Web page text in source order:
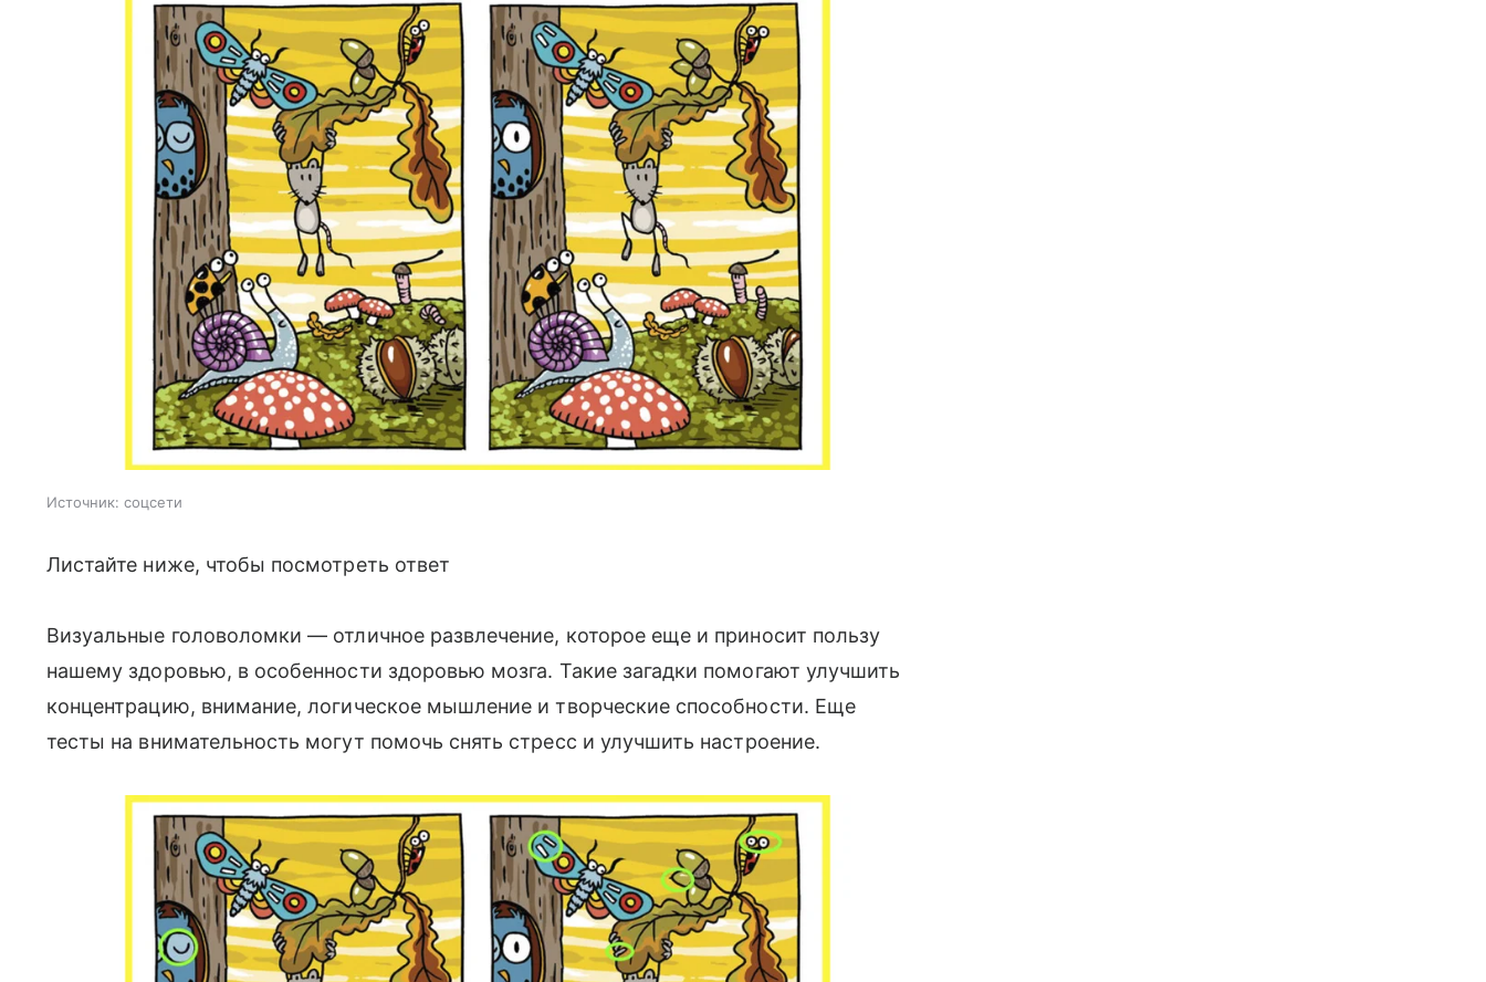
Источник: соцсети
Листайте ниже, чтобы посмотреть ответ
Визуальные головоломки — отличное развлечение, которое еще и приносит пользу
нашему здоровью, в особенности здоровью мозга. Такие загадки помогают улучшить
концентрацию, внимание, логическое мышление и творческие способности. Еще
тесты на внимательность могут помочь снять стресс и улучшить настроение.